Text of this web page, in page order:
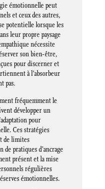
émotionnelle peut
et ceux des autres,
potentielle lorsque les
leur propre paysage
nécessite
son bien-être,
pour discerner et
à l’absorbeur
pas.
fréquemment le
développer un
pour
Ces stratégies
de limites
de pratiques d’ancrage
présent et la mise
régulières
émotionnelles.